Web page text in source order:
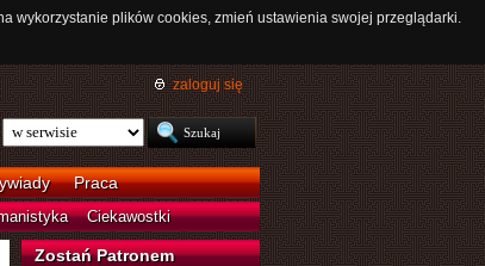
wykorzystanie plików cookies, zmień ustawienia swojej przeglądarki.
zaloguj się
Praca
Ciekawostki
Zostań Patronem